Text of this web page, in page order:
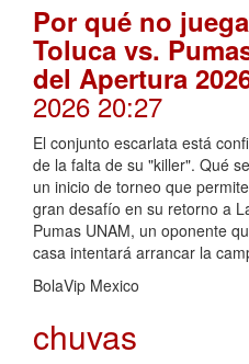
Por qué no
Toluca vs.
del Apertura
2026 20:27
El conjunto escarlata está
de la falta de su "killer". Qué
un inicio de torneo que
gran desafío en su retorno a
Pumas UNAM, un oponente
casa intentará arrancar la
BolaVip Mexico
chuvas